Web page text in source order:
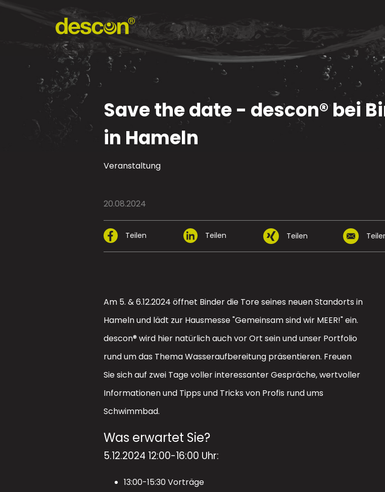
Save the date - descon® bei
in Hameln
Veranstaltung
20.08.2024
Teilen Teilen Teilen
Am 5. & 6.12.2024 öffnet Binder die Tore seines neuen Standorts in
Hameln und lädt zur Hausmesse "Gemeinsam sind wir MEER!" ein.
descon® wird hier natürlich auch vor Ort sein und unser Portfolio
rund um das Thema Wasseraufbereitung präsentieren. Freuen
Sie sich auf zwei Tage voller interessanter Gespräche, wertvoller
Informationen und Tipps und Tricks von Profis rund ums
Schwimmbad.
Was erwartet Sie?
5.12.2024 12:00-16:00 Uhr:
13:00-15:30 Vorträge